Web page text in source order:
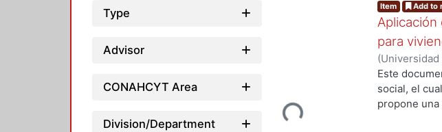
Type
Advisor
CONAHCYT Area
Division/Department
Loading...
Item Add to
para
(Universidad
de Servicios
Este
social, el
propone